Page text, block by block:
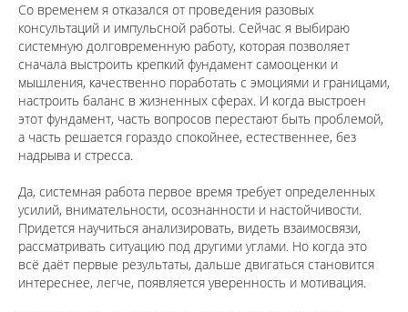
Со временем я отказался от проведения разовых
консультаций и импульсной работы. Сейчас я выбираю
системную долговременную работу, которая позволяет
сначала выстроить крепкий фундамент самооценки и
мышления, качественно поработать с эмоциями и границами,
настроить баланс в жизненных сферах. И когда выстроен
этот фундамент, часть вопросов перестают быть проблемой,
а часть решается гораздо спокойнее, естественнее, без
надрыва и стресса.
Да, системная работа первое время требует определенных
усилий, внимательности, осознанности и настойчивости.
Придется научиться анализировать, видеть взаимосвязи,
рассматривать ситуацию под другими углами. Но когда это
всё даёт первые результаты, дальше двигаться становится
интереснее, легче, появляется уверенность и мотивация.